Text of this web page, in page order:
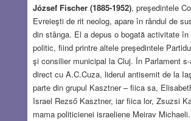
József Fischer (1885-1952), preşedintele
Evreieşti de rit neolog, apare în rȃndul de
din stȃnga. El a depus o bogată activitate în
politic, fiind printre altele preşedintele
şi consilier municipal la Cluj. În Parlament
direct cu A.C.Cuza, liderul antisemit de la
parte din grupul Kasztner – fiica sa,
Israel Rezső Kasztner, iar fiica lor, Zsuzsi
mama politicienei israeliene Meirav Michaeli.